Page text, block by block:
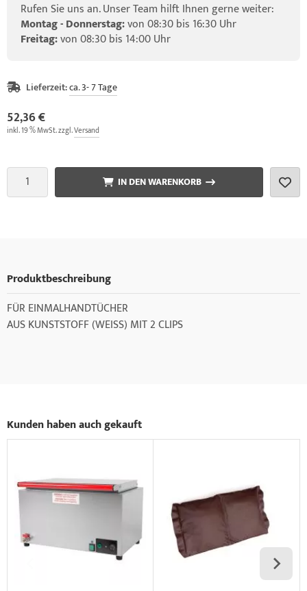
Rufen Sie uns an. Unser Team hilft Ihnen gerne weiter:
Montag - Donnerstag:von 08:30 bis 16:30 Uhr
Freitag:von 08:30 bis 14:00 Uhr
Lieferzeit:ca. 3- 7 Tage
52,36 €
inkl. 19 % MwSt. zzgl.Versand
IN DEN WARENKORB
Produktbeschreibung
FÜR EINMALHANDTÜCHER
AUS KUNSTSTOFF (WEISS) MIT 2 CLIPS
Kunden haben auch gekauft